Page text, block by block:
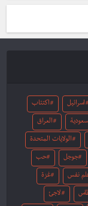
اسرائيل اكتئاب
العراق
الولايات المتحدة
جوجل حب
نفس غزة
لاجئ